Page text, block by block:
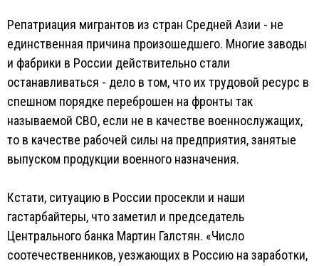
Репатриация мигрантов из стран Средней Азии - не
единственная причина произошедшего. Многие заводы
и фабрики в России действительно стали
останавливаться - дело в том, что их трудовой ресурс в
спешном порядке переброшен на фронты так
называемой СВО, если не в качестве военнослужащих,
то в качестве рабочей силы на предприятия, занятые
выпуском продукции военного назначения.
Кстати, ситуацию в России просекли и наши
гастарбайтеры, что заметил и председатель
Центрального банка Мартин Галстян. «Число
соотечественников, уезжающих в Россию на заработки,